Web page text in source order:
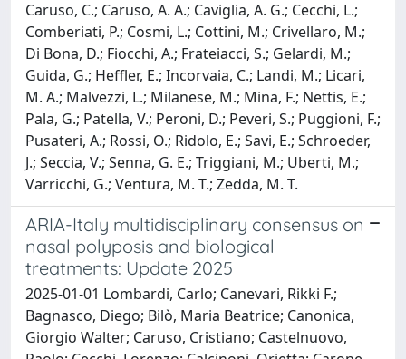
Caruso, C.; Caruso, A. A.; Caviglia, A. G.; Cecchi, L.;
Comberiati, P.; Cosmi, L.; Cottini, M.; Crivellaro, M.;
Di Bona, D.; Fiocchi, A.; Frateiacci, S.; Gelardi, M.;
Guida, G.; Heffler, E.; Incorvaia, C.; Landi, M.; Licari,
M. A.; Malvezzi, L.; Milanese, M.; Mina, F.; Nettis, E.;
Pala, G.; Patella, V.; Peroni, D.; Peveri, S.; Puggioni, F.;
Pusateri, A.; Rossi, O.; Ridolo, E.; Savi, E.; Schroeder,
J.; Seccia, V.; Senna, G. E.; Triggiani, M.; Uberti, M.;
Varricchi, G.; Ventura, M. T.; Zedda, M. T.
ARIA-Italy multidisciplinary consensus on
nasal polyposis and biological
treatments: Update 2025
2025-01-01 Lombardi, Carlo; Canevari, Rikki F.;
Bagnasco, Diego; Bilò, Maria Beatrice; Canonica,
Giorgio Walter; Caruso, Cristiano; Castelnuovo,